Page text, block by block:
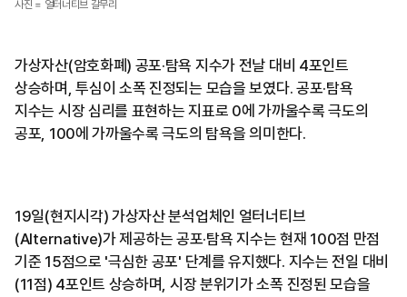
사진 = 얼터너티브 갈무리
가상자산(암호화폐) 공포·탐욕 지수가 전날 대비 4포인트
상승하며, 투심이 소폭 진정되는 모습을 보였다. 공포·탐욕
지수는 시장 심리를 표현하는 지표로 0에 가까울수록 극도의
공포, 100에 가까울수록 극도의 탐욕을 의미한다.
19일(현지시각) 가상자산 분석업체인 얼터너티브
(Alternative)가 제공하는 공포·탐욕 지수는 현재 100점 만점
기준 15점으로 '극심한 공포' 단계를 유지했다. 지수는 전일 대비
(11점) 4포인트 상승하며, 시장 분위기가 소폭 진정된 모습을